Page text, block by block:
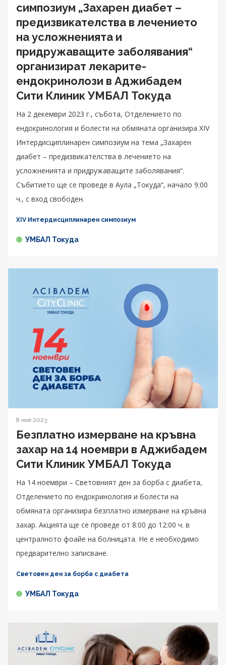
симпозиум „Захарен диабет –
предизвикателства в лечението
на усложненията и
придружаващите заболявания“
организират лекарите-
ендокринолози в Аджибадем
Сити Клиник УМБАЛ Токуда
На 2 декември 2023 г., събота, Отделението по
ендокринология и болести на обмяната организира XIV
Интердисциплинарен симпозиум на тема „Захарен
диабет – предизвикателства в лечението на
усложненията и придружаващите заболявания“.
Събитието ще се проведе в Аула „Токуда“, начало 9:00
ч., с вход свободен.
XIV Интердисциплинарен симпозиум
УМБАЛ Токуда
8 ное 2023
Безплатно измерване на кръвна
захар на 14 ноември в Аджибадем
Сити Клиник УМБАЛ Токуда
На 14 ноември – Световният ден за борба с диабета,
Отделението по ендокринология и болести на
обмяната организира безплатно измерване на кръвна
захар. Акцията ще се проведе от 8:00 до 12:00 ч. в
централното фоайе на болницата. Не е необходимо
предварително записване.
Световен ден за борба с диабета
УМБАЛ Токуда